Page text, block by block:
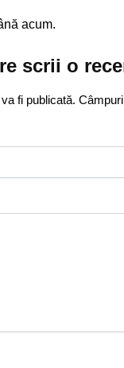
acum.
scrii o
fi publicată.